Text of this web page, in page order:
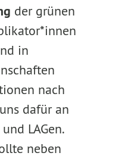
der grünen
in
nach
dafür an
LAGen.
neben